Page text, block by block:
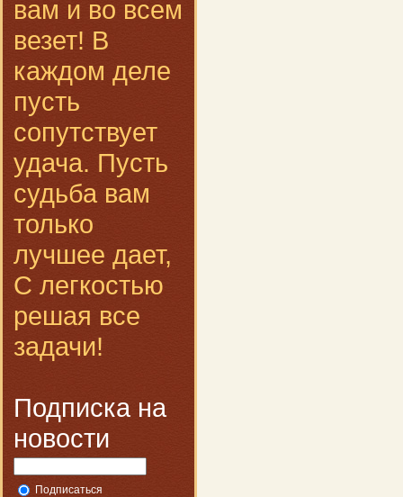
вам и во всем
везет! В
каждом деле
пусть
сопутствует
удача. Пусть
судьба вам
только
лучшее дает,
С легкостью
решая все
задачи!
Подписка на
новости
Подписаться